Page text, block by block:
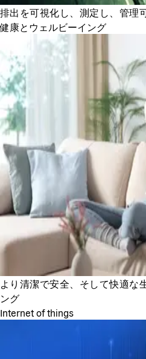
排出を可視化し、測定し、管理
健康とウェルビーイング
より清潔で安全、そして快適な
ング
Internet of things